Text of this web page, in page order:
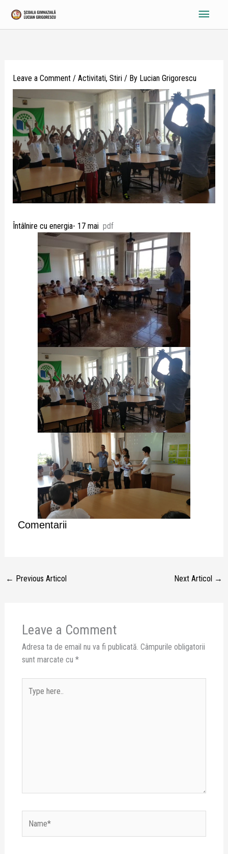
content
Main
Leave a Comment / Activitati, Stiri/ By Lucian Grigorescu
Întâlnire cu energia- 17 mai pdf
Comentarii
← Previous Articol Next Articol →
Leave a Comment
Adresa ta de email nu va fi publicată. Câmpurile obligatorii
sunt marcate cu *
here..